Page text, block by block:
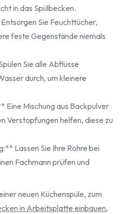
in das Spülbecken.
Sie Feuchttücher,
feste Gegenstände niemals
Sie alle Abflüsse
durch, um kleinere
Eine Mischung aus Backpulver
Verstopfungen helfen, diese zu
Lassen Sie Ihre Rohre bei
Fachmann prüfen und
neuen Küchenspüle, zum
in Arbeitsplatte einbauen,